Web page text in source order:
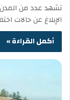
تشهد عدد من المدن
الإبلاغ عن حالات
أكمل القراءة »